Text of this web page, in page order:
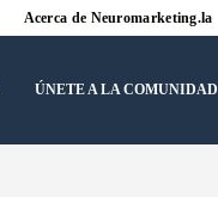
Acerca de Neuromarketing.la
ÚNETE A LA COMUNIDAD